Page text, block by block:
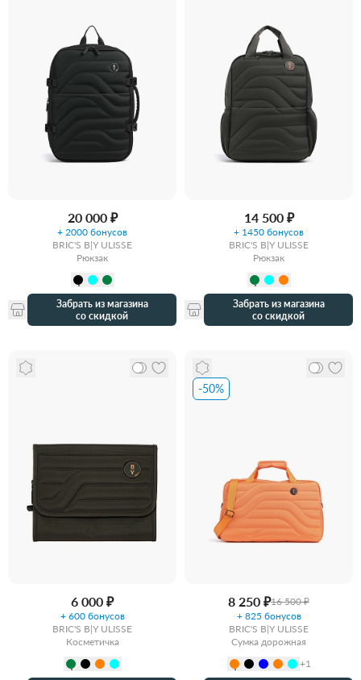
20 000 ₽
+ 2000 бонусов
BRIC'S B|Y ULISSE
Рюкзак
Забрать из магазина
со скидкой
14 500 ₽
+ 1450 бонусов
BRIC'S B|Y ULISSE
Рюкзак
Забрать из магазина
со скидкой
6 000 ₽
+ 600 бонусов
BRIC'S B|Y ULISSE
Косметичка
-50%
8 250 ₽16 500 ₽
+ 825 бонусов
BRIC'S B|Y ULISSE
Сумка дорожная
+1